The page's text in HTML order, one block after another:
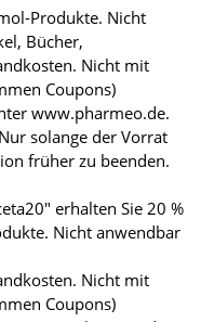
Produkte. Nicht
Bücher,
Nicht mit
Coupons)
www.pharmeo.de.
solange der Vorrat
früher zu beenden.
erhalten Sie 20 %
Nicht anwendbar
Nicht mit
Coupons)